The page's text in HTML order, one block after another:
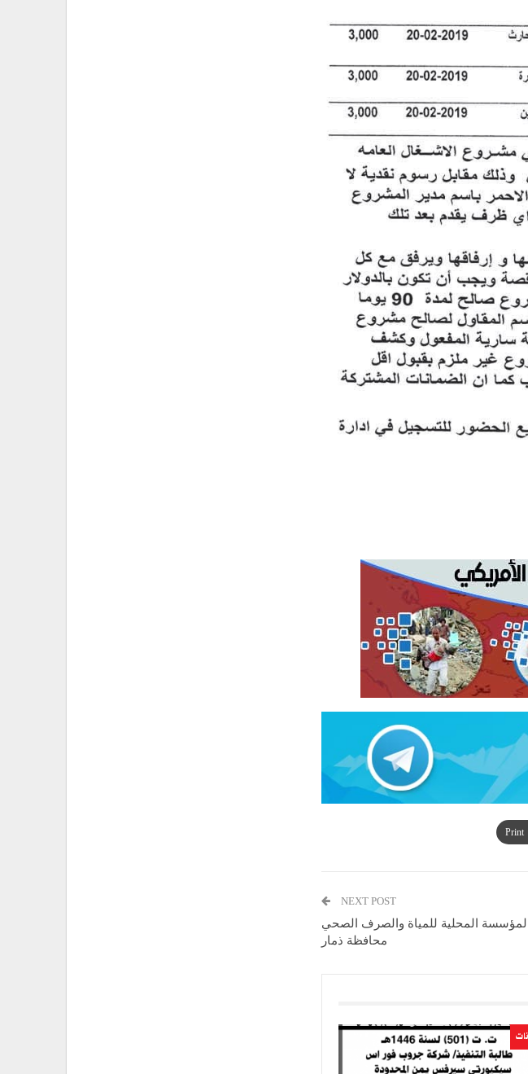
Print
NEXT POST
المحلية للمياة والصرف الصحي
محافظة ذمار